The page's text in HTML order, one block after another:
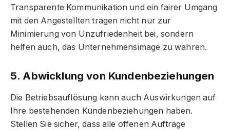
Transparente Kommunikation und ein fairer Umgang
mit den Angestellten tragen nicht nur zur
Minimierung von Unzufriedenheit bei, sondern
helfen auch, das Unternehmensimage zu wahren.
5. Abwicklung von Kundenbeziehungen
Die Betriebsauflösung kann auch Auswirkungen auf
Ihre bestehenden Kundenbeziehungen haben.
Stellen Sie sicher, dass alle offenen Aufträge